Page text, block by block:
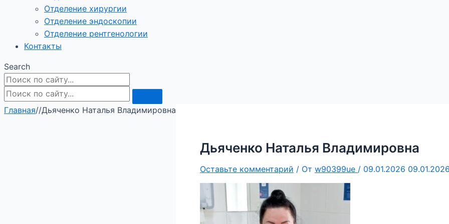
Отделение хирургии
Отделение эндоскопии
Отделение рентгенологии
Контакты
Search
Главная//Дьяченко Наталья Владимировна
Дьяченко Наталья Владимировна
Оставьте комментарий / От w90399ue / 09.01.2026